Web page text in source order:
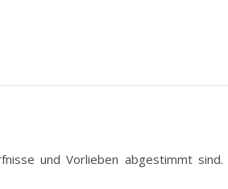
und Vorlieben abgestimmt sind.